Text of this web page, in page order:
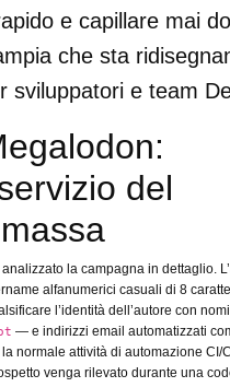
e capillare mai
che sta
sviluppatori e team
del
la campagna in dettaglio.
alfanumerici casuali di 8
l’identità dell’autore con
— e indirizzi email automatizzati
normale attività di automazione CI/
venga rilevato durante una